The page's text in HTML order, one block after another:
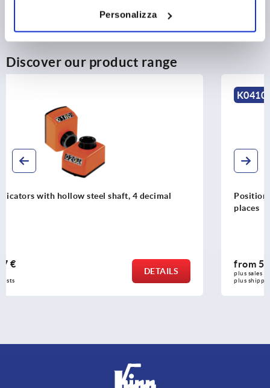
Personalizza
Discover our product range
Position indicators with hollow steel shaft, 5